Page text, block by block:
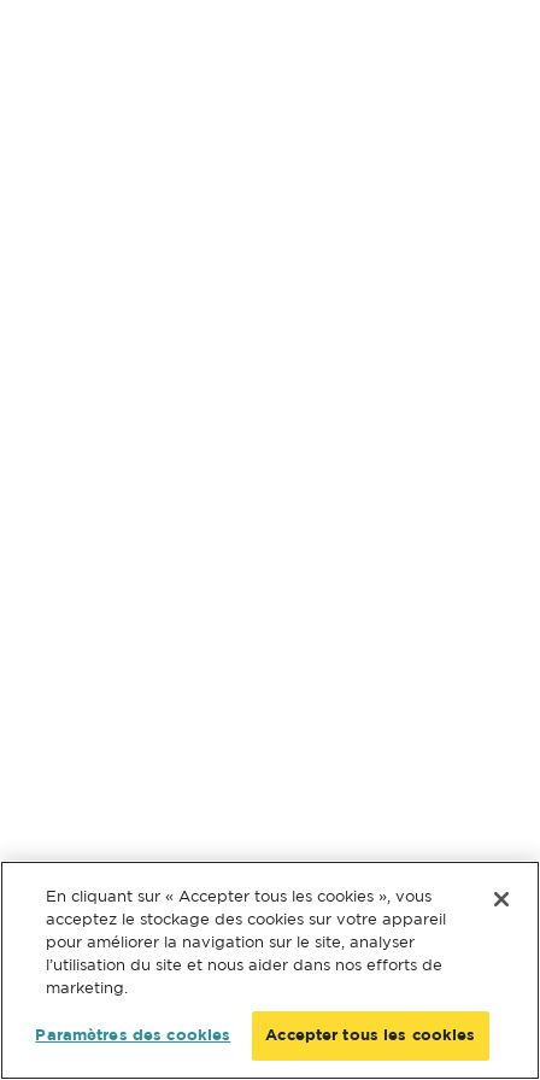
En cliquant sur « Accepter tous les cookies », vous
acceptez le stockage des cookies sur votre appareil
pour améliorer la navigation sur le site, analyser
l’utilisation du site et nous aider dans nos efforts de
marketing.
Paramètres des cookies Accepter tous les cookies